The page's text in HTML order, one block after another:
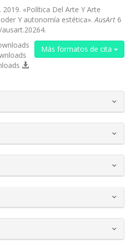
«Política Del Arte Y Arte
Y autonomía estética». AusArt 6
Más formatos de cita